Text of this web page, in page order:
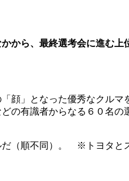
から、最終選考会に進む上
顔」となった優秀なクルマ
の有識者からなる６０名の
だ（順不同）。 ※トヨタと